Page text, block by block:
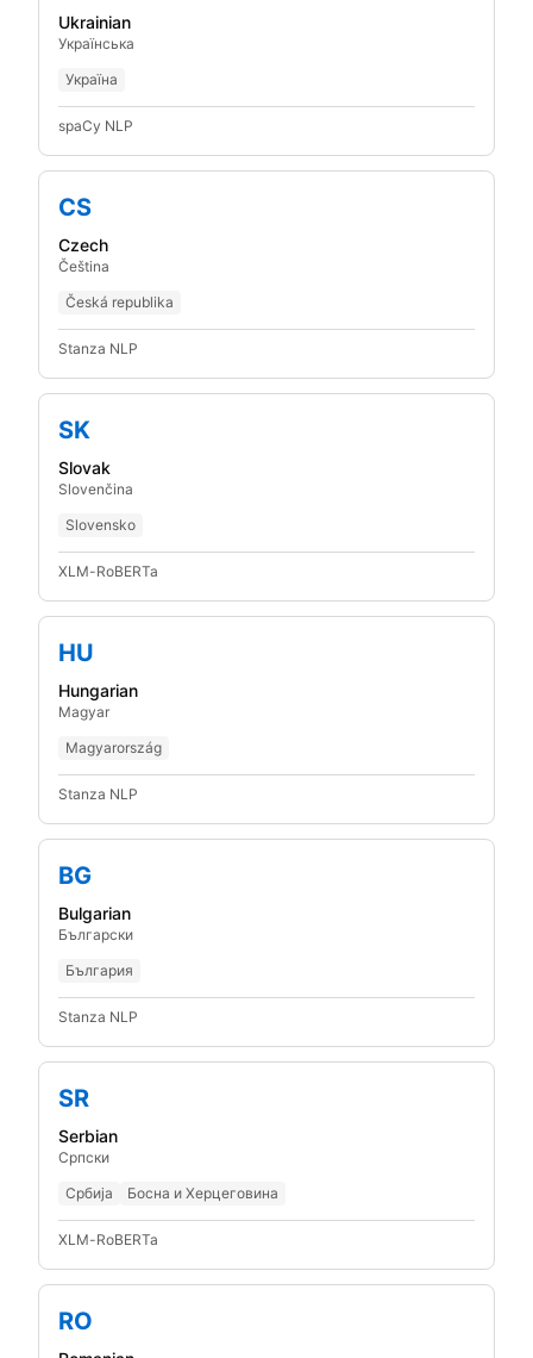
Ukrainian
Українська
Україна
spaCy NLP
CS
Czech
Čeština
Česká republika
Stanza NLP
SK
Slovak
Slovenčina
Slovensko
XLM-RoBERTa
HU
Hungarian
Magyar
Magyarország
Stanza NLP
BG
Bulgarian
Български
България
Stanza NLP
SR
Serbian
Српски
Србија
Босна и Херцеговина
XLM-RoBERTa
RO